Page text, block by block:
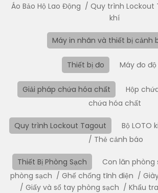
Áo Bảo Hộ Lao Động
Quy trình Lockout
khí
Máy in nhãn và thiết bị cảnh
Thiết bị đo Máy đo độ
Giải pháp chứa hóa chất Hộp
chứa hóa chất
Quy trình Lockout Tagout Bộ LOTO
Thẻ cảnh báo
Thiết Bị Phòng Sạch Con lăn phòng
phòng sạch
Ghế chống tĩnh điện
Giấy và sổ tay phòng sạch
Khẩu